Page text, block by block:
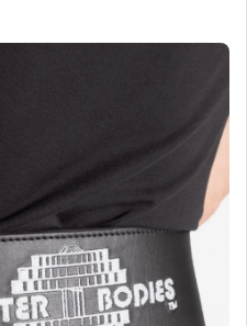
Belt, black